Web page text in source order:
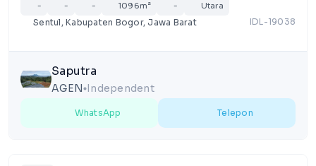
- - - 1096m² - Utara
Sentul, Kabupaten Bogor, Jawa Barat IDL-19038
Saputra
AGEN lens Independent
WhatsApp Telepon